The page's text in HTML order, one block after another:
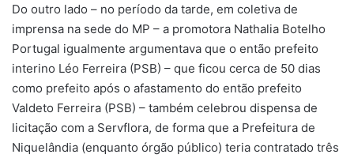
Do outro lado – no período da tarde, em coletiva de
imprensa na sede do MP – a promotora Nathalia Botelho
Portugal igualmente argumentava que o então prefeito
interino Léo Ferreira (PSB) – que ficou cerca de 50 dias
como prefeito após o afastamento do então prefeito
Valdeto Ferreira (PSB) – também celebrou dispensa de
licitação com a Servflora, de forma que a Prefeitura de
Niquelândia (enquanto órgão público) teria contratado três